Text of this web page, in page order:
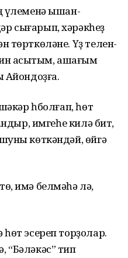
үлеменә ышан­
сығарып, хәрәкһеҙ
төрткөләне. Үҙ телен­
асыҡтым, ашағым
һболғап, һөт
имгеһе килә бит,
көткәндәй, өйгә
имә белмәһә лә,
һөт эсереп тор­ҙолар.
“Бәләкәс” тип